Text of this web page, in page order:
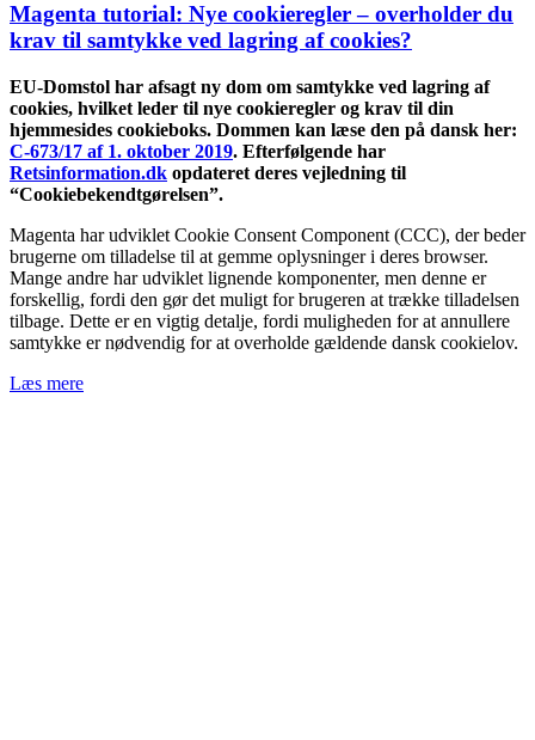
Magenta tutorial: Nye cookieregler – overholder du
krav til samtykke ved lagring af cookies?
EU-Domstol har afsagt ny dom om samtykke ved lagring af
cookies, hvilket leder til nye cookieregler og krav til din
hjemmesides cookieboks. Dommen kan læse den på dansk her:
C-673/17 af 1. oktober 2019. Efterfølgende har
Retsinformation.dk opdateret deres vejledning til
“Cookiebekendtgørelsen”.
Magenta har udviklet Cookie Consent Component (CCC), der beder
brugerne om tilladelse til at gemme oplysninger i deres browser.
Mange andre har udviklet lignende komponenter, men denne er
forskellig, fordi den gør det muligt for brugeren at trække tilladelsen
tilbage. Dette er en vigtig detalje, fordi muligheden for at annullere
samtykke er nødvendig for at overholde gældende dansk cookielov.
Læs mere